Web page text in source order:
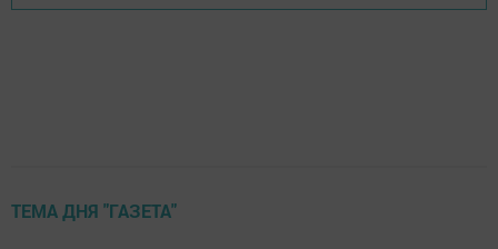
ТЕМА ДНЯ "ГАЗЕТА"